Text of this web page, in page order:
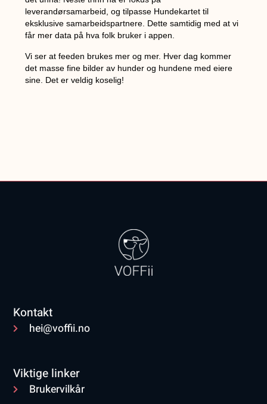
leverandørsamarbeid, og tilpasse Hundekartet til
eksklusive samarbeidspartnere. Dette samtidig med at vi
får mer data på hva folk bruker i appen.
Vi ser at feeden brukes mer og mer. Hver dag kommer
det masse fine bilder av hunder og hundene med eiere
sine. Det er veldig koselig!
Kontakt
hei@voffii.no
Viktige linker
Brukervilkår